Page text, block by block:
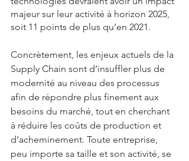
majeur sur leur activité à horizon 2025,
soit 11 points de plus qu’en 2021.
Concrètement, les enjeux actuels de la
Supply Chain sont d’insuffler plus de
modernité au niveau des processus
afin de répondre plus finement aux
besoins du marché, tout en cherchant
à réduire les coûts de production et
d’acheminement. Toute entreprise,
peu importe sa taille et son activité, se